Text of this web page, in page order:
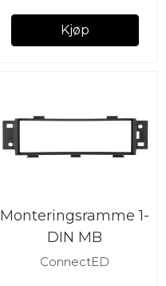
Kjøp
Monteringsramme 1-
DIN MB
Citan/Renault
ConnectED